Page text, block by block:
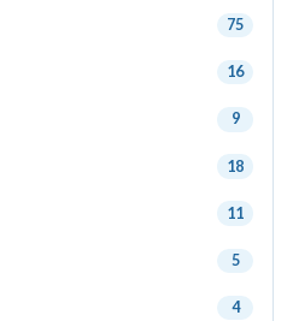
75
16
9
18
11
5
4